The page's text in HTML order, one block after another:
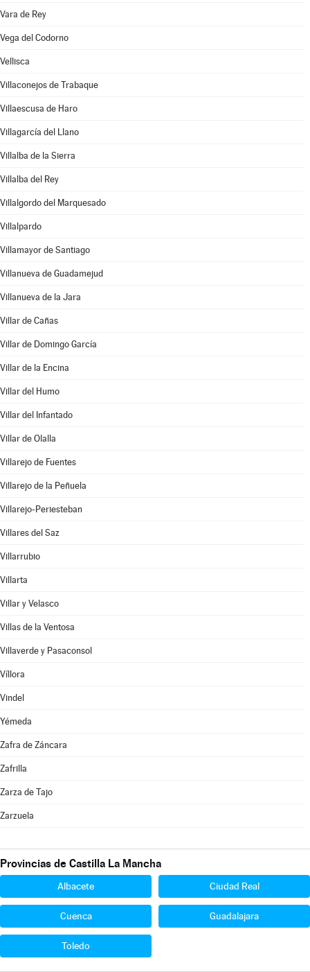
Vara de Rey
Vega del Codorno
Vellisca
Villaconejos de Trabaque
Villaescusa de Haro
Villagarcía del Llano
Villalba de la Sierra
Villalba del Rey
Villalgordo del Marquesado
Villalpardo
Villamayor de Santiago
Villanueva de Guadamejud
Villanueva de la Jara
Villar de Cañas
Villar de Domingo García
Villar de la Encina
Villar del Humo
Villar del Infantado
Villar de Olalla
Villarejo de Fuentes
Villarejo de la Peñuela
Villarejo-Periesteban
Villares del Saz
Villarrubio
Villarta
Villar y Velasco
Villas de la Ventosa
Villaverde y Pasaconsol
Víllora
Vindel
Yémeda
Zafra de Záncara
Zafrilla
Zarza de Tajo
Zarzuela
Provincias de Castilla La Mancha
Albacete Ciudad Real
Cuenca Guadalajara
Toledo